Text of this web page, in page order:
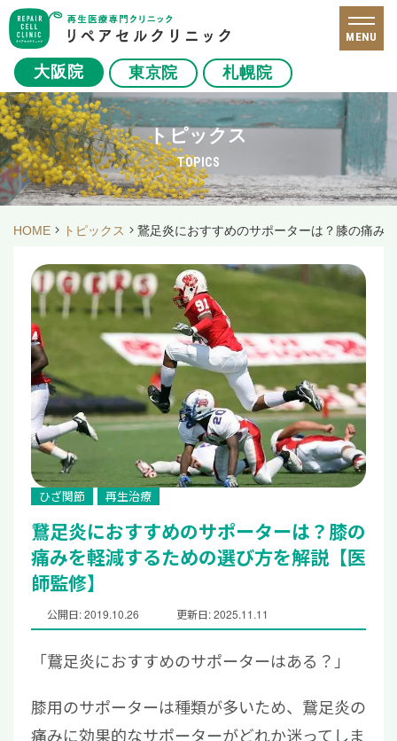
大阪院 東京院 札幌院
MENU
トピックス
TOPICS
HOME トピックス 鵞足炎におすすめのサポーターは？膝の痛み
ひざ関節 再生治療
鵞足炎におすすめのサポーターは？膝の
痛みを軽減するための選び方を解説【医
師監修】
公開日: 2019.10.26 更新日: 2025.11.11
「鵞足炎におすすめのサポーターはある？」
膝用のサポーターは種類が多いため、鵞足炎の
痛みに効果的なサポーターがどれか迷ってしま